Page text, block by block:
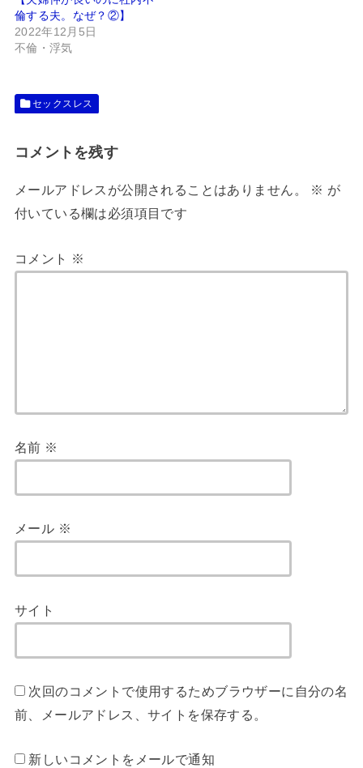
倫する夫。なぜ？②】
2022年12月5日
不倫・浮気
セックスレス
コメントを残す
メールアドレスが公開されることはありません。 ※ が
付いている欄は必須項目です
コメント ※
名前 ※
メール ※
サイト
次回のコメントで使用するためブラウザーに自分の名
前、メールアドレス、サイトを保存する。
新しいコメントをメールで通知